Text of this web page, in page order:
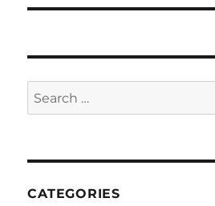
Search
for:
CATEGORIES